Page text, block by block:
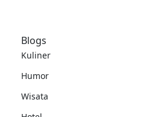
Blogs
Kuliner
Humor
Wisata